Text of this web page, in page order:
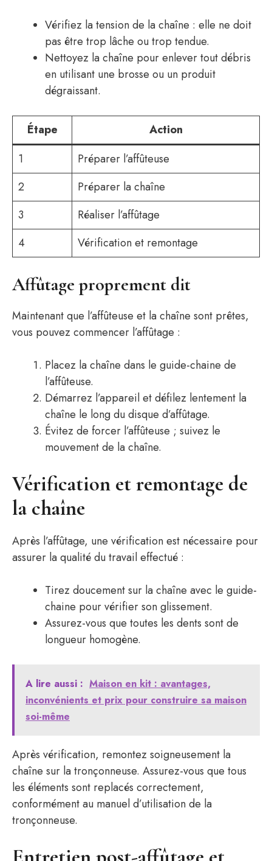
Vérifiez la tension de la chaîne : elle ne doit
pas être trop lâche ou trop tendue.
Nettoyez la chaîne pour enlever tout débris
en utilisant une brosse ou un produit
dégraissant.
Étape
Action
1
Préparer l’affûteuse
2
Préparer la chaîne
3
Réaliser l’affûtage
4
Vérification et remontage
Affûtage proprement dit
Maintenant que l’affûteuse et la chaîne sont prêtes,
vous pouvez commencer l’affûtage :
Placez la chaîne dans le guide-chaine de
l’affûteuse.
Démarrez l’appareil et défilez lentement la
chaîne le long du disque d’affûtage.
Évitez de forcer l’affûteuse ; suivez le
mouvement de la chaîne.
Vérification et remontage de
la chaîne
Après l’affûtage, une vérification est nécessaire pour
assurer la qualité du travail effectué :
Tirez doucement sur la chaîne avec le guide-
chaine pour vérifier son glissement.
Assurez-vous que toutes les dents sont de
longueur homogène.
A lire aussi : Maison en kit : avantages,
inconvénients et prix pour construire sa maison
soi-même
Après vérification, remontez soigneusement la
chaîne sur la tronçonneuse. Assurez-vous que tous
les éléments sont replacés correctement,
conformément au manuel d’utilisation de la
tronçonneuse.